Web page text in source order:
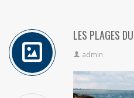
LES PLAGES
admin